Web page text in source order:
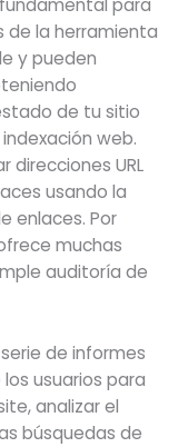
para
de la herramienta
y pueden
de tu sitio
web.
direcciones URL
usando la
enlaces. Por
muchas
auditoría de
de informes
usuarios para
analizar el
búsquedas de